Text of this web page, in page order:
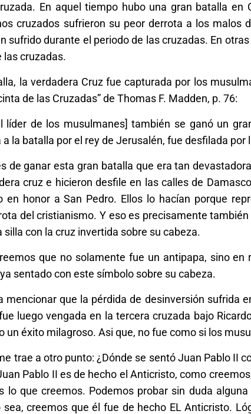
En aquel tiempo hubo una gran batalla en
cruzados sufrieron su peor derrota a los malos
sufrido durante el periodo de las cruzadas. En
las cruzadas.
la verdadera Cruz fue capturada por los
de las Cruzadas” de Thomas F. Madden, p. 76:
líder de los musulmanes] también se ganó un
a la batalla por el rey de Jerusalén, fue desfilada por
de ganar esta gran batalla que era tan
cruz e hicieron desfile en las calles de
en honor a San Pedro. Ellos lo hacían porque
del cristianismo. Y eso es precisamente
silla con la cruz invertida sobre su cabeza.
que no solamente fue un antipapa, sino
sentado con este símbolo sobre su cabeza.
mencionar que la pérdida de desinversión sufrida
luego vengada en la tercera cruzada bajo
un éxito milagroso. Asi que, no fue como si los
trae a otro punto: ¿Dónde se sentó Juan Pablo II
Pablo II es de hecho el Anticristo, como
lo que creemos. Podemos probar sin duda
sea, creemos que él fue de hecho EL Anticristo.